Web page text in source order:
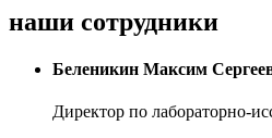
наши сотрудники
Бeлeникин Мaкcим
Директор по лабораторно-